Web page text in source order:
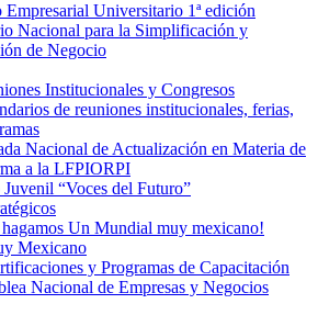
Empresarial Universitario 1ª edición
Nacional para la Simplificación y
de Negocio
Institucionales y Congresos
de reuniones institucionales, ferias,
Nacional de Actualización en Materia de
a la LFPIORPI
“Voces del Futuro”
hagamos Un Mundial muy mexicano!
Mexicano
y Programas de Capacitación
Nacional de Empresas y Negocios